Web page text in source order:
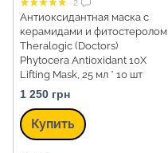
2
Антиоксидантная маска с
керамидами и фитостеролом
Theralogic (Doctors)
Phytocera Antioxidant 10X
Lifting Mask, 25 мл * 10 шт
1 250 грн
Купить